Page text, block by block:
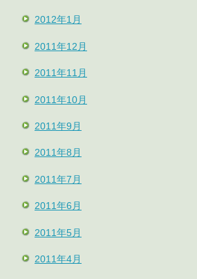
2012年1月
2011年12月
2011年11月
2011年10月
2011年9月
2011年8月
2011年7月
2011年6月
2011年5月
2011年4月